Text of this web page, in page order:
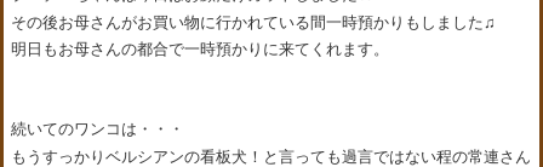
その後お母さんがお買い物に行かれている間一時預かりもしました♫
明日もお母さんの都合で一時預かりに来てくれます。
続いてのワンコは・・・
もうすっかりベルシアンの看板犬！と言っても過言ではない程の常連さん